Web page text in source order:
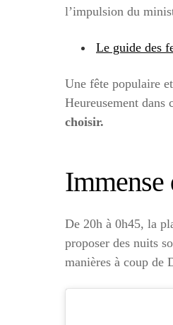
l’impulsion du
Le guide des
Une fête populaire
Heureusement dans
choisir.
Immense
De 20h à 0h45, la
proposer des nuits
manières à coup de